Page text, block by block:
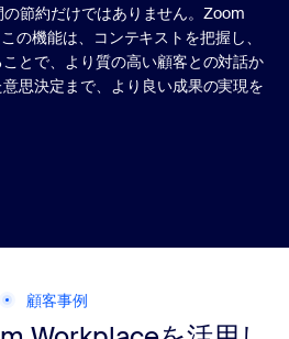
節約だけではありません。Zoom
の機能は、コンテキストを把握し、
とで、より質の高い顧客との対話か
思決定まで、より良い成果の実現を
顧客事例